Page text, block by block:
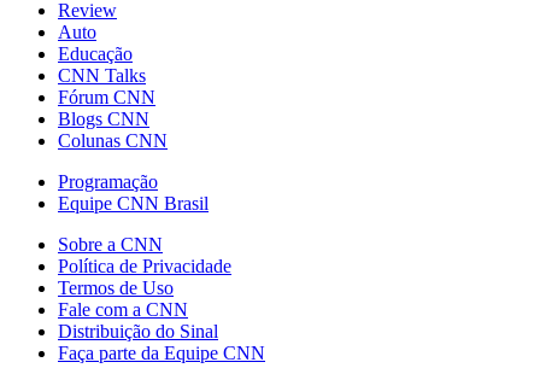
Review
Auto
Educação
CNN Talks
Fórum CNN
Blogs CNN
Colunas CNN
Programação
Equipe CNN Brasil
Sobre a CNN
Política de Privacidade
Termos de Uso
Fale com a CNN
Distribuição do Sinal
Faça parte da Equipe CNN